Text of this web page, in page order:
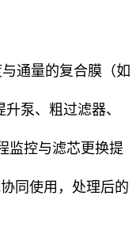
通量的复合膜 （如
泵、 粗过滤器、
监控与滤芯更换提
协同使用，处理后的